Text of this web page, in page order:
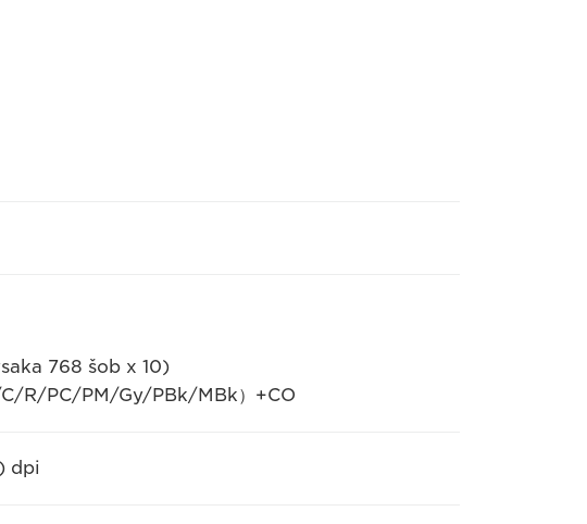
768 šob x 10)
R/PC/PM/Gy/PBk/MBk）+CO
dpi